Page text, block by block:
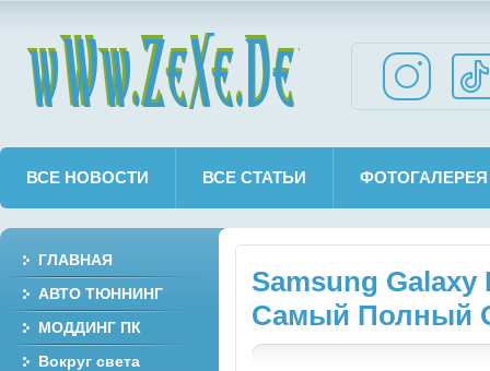
ВСЕ НОВОСТИ ВСЕ СТАТЬИ ФОТОГАЛЕРЕЯ
Samsung Galaxy
Самый Полный
ГЛАВНАЯ
АВТО ТЮННИНГ
МОДДИНГ ПК
Вокруг света